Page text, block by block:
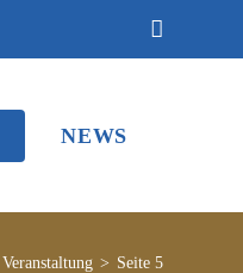
NEWS
Veranstaltung > Seite 5